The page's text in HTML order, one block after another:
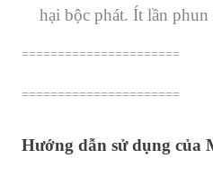
hại bộc phát. Ít lần
======================
======================
Hướng dẫn sử dụng của